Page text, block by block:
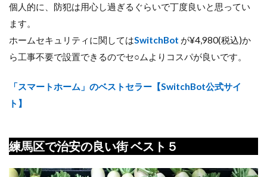
個人的に、防犯は用心し過ぎるぐらいで丁度良いと思ってい
ます。
ホームセキュリティに関してはSwitchBot が¥4,980(税込)か
ら工事不要で設置できるのでセ○ムよりコスパが良いです。
「スマートホーム」のベストセラー【SwitchBot公式サイ
ト】
練馬区で治安の良い街 ベスト５